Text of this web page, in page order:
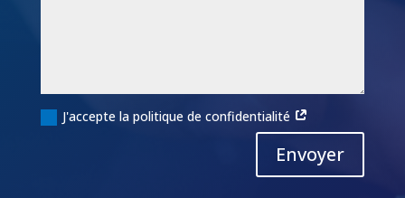
J'accepte la politique de confidentialité
Envoyer